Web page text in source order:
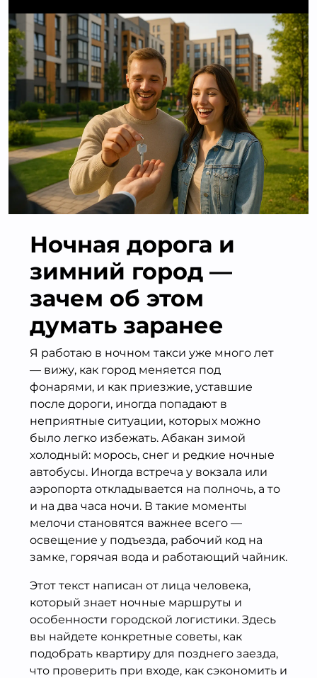
Ночная дорога и
зимний город —
зачем об этом
думать заранее
Я работаю в ночном такси уже много лет
— вижу, как город меняется под
фонарями, и как приезжие, уставшие
после дороги, иногда попадают в
неприятные ситуации, которых можно
было легко избежать. Абакан зимой
холодный: морось, снег и редкие ночные
автобусы. Иногда встреча у вокзала или
аэропорта откладывается на полночь, а то
и на два часа ночи. В такие моменты
мелочи становятся важнее всего —
освещение у подъезда, рабочий код на
замке, горячая вода и работающий чайник.
Этот текст написан от лица человека,
который знает ночные маршруты и
особенности городской логистики. Здесь
вы найдете конкретные советы, как
подобрать квартиру для позднего заезда,
что проверить при входе, как сэкономить и